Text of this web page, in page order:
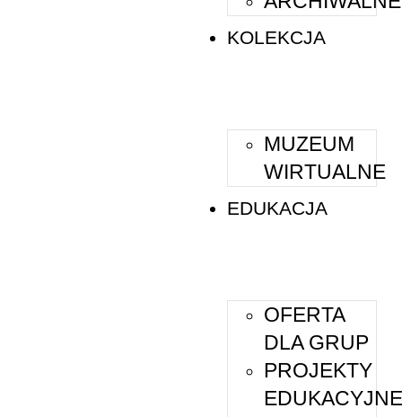
KOLEKCJA
MUZEUM
WIRTUALNE
EDUKACJA
OFERTA
DLA GRUP
PROJEKTY